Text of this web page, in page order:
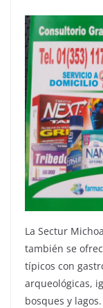
La Sectur
también se
típicos con
arqueológicas,
bosques y